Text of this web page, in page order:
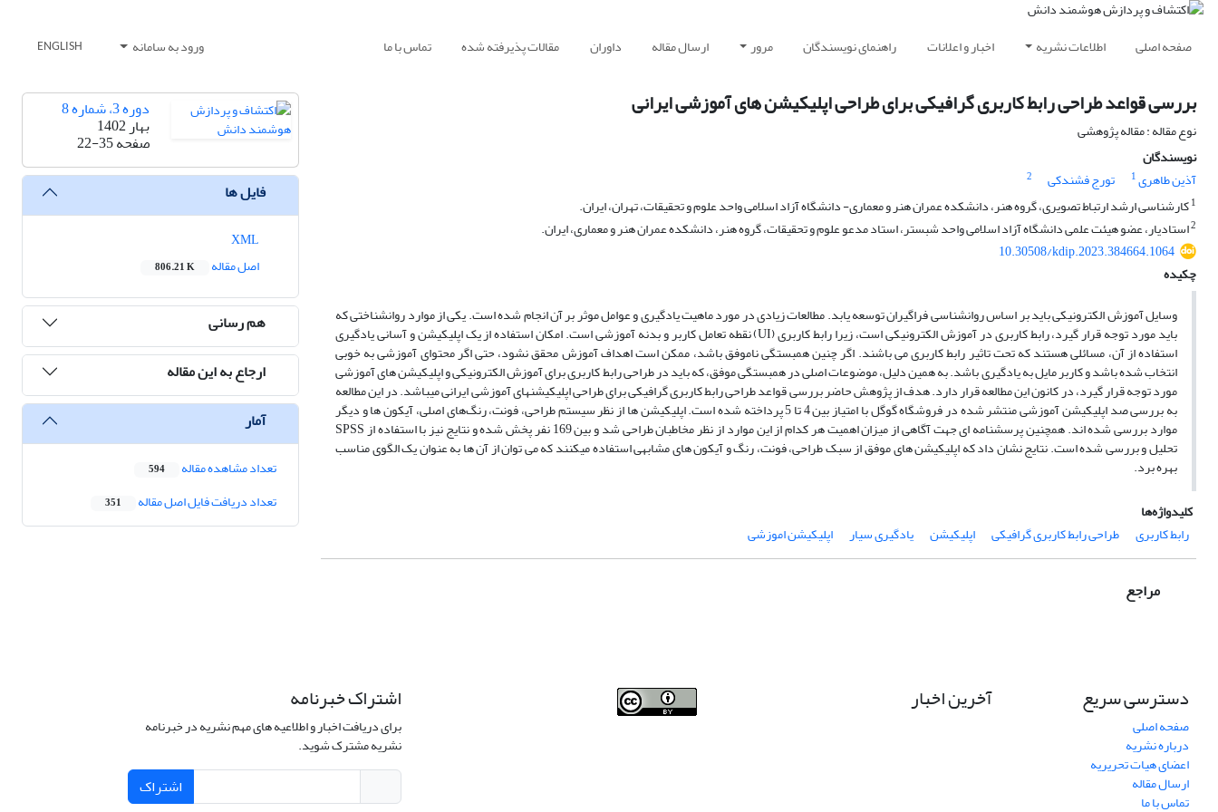
صفحه اصلی اطلاعات نشریه اخبار و اعلانات راهنمای نویسندگان مرور ارسال مقاله داوران مقالات پذیرفته شده تماس با ما ورود به سامانه ENGLISH
بررسی قواعد طراحی رابط کاربری گرافیکی برای طراحی اپلیکیشن های آموزشی ایرانی
نوع مقاله : مقاله پژوهشی
نویسندگان
آذین طاهری1 تورج فشندکی
2
1کارشناسی ارشد ارتباط تصویری، گروه هنر، دانشکده عمران هنر و معماری- دانشگاه آزاد اسلامی واحد علوم و تحقیقات، تهران، ایران.
2استادیار، عضو هیئت علمی دانشگاه آزاد اسلامی واحد شبستر، استاد مدعو علوم و تحقیقات، گروه هنر، دانشکده عمران هنر و معماری، ایران.
10.30508/kdip.2023.384664.1064
چکیده
وسایل آموزش الکترونیکی باید بر اساس روانشناسی فراگیران توسعه یابد. مطالعات زیادی در مورد ماهیت یادگیری و عوامل موثر بر آن انجام شده است. یکی از موارد روانشناختی که
باید مورد توجه قرار گیرد، رابط کاربری در آموزش الکترونیکی است، زیرا رابط کاربری (UI) نقطه تعامل کاربر و بدنه آموزشی است. امکان استفاده از یک اپلیکیشن و آسانی یادگیری
استفاده از آن، مسائلی هستند که تحت تاثیر رابط کاربری می باشند. اگر چنین همبستگی ناموفق باشد، ممکن است اهداف آموزش محقق نشود، حتی اگر محتوای آموزشی به خوبی
انتخاب شده باشد و کاربر مایل به یادگیری باشد. به همین دلیل، موضوعات اصلی در همبستگی موفق، که باید در طراحی رابط کاربری برای آموزش الکترونیکی و اپلیکیشن های آموزشی
مورد توجه قرار گیرد، در کانون این مطالعه قرار دارد. هدف از پژوهش حاضر بررسی قواعد طراحی رابط کاربری گرافیکی برای طراحی اپلیکیشن‏های آموزشی ایرانی می‏باشد. در این مطالعه
به بررسی صد اپلیکیشن آموزشی منتشر شده در فروشگاه گوگل با امتیاز بین 4 تا 5 پرداخته شده است. اپلیکیشن ها از نظر سیستم طراحی، فونت، رنگ‌های اصلی، آیکون ها و دیگر
موارد بررسی شده اند. همچنین پرسشنامه ای جهت آگاهی از میزان اهمیت هر کدام از این موارد از نظر مخاطبان طراحی شد و بین 169 نفر پخش شده و نتایج نیز با استفاده از SPSS
تحلیل و بررسی شده است. نتایج نشان داد که اپلیکیشن های موفق از سبک طراحی، فونت، رنگ و آیکون های مشابهی استفاده می‏کنند که می توان از آن ها به عنوان یک الگوی مناسب
بهره برد.
کلیدواژه‌ها
رابط کاربری
طراحی رابط کاربری گرافیکی اپلیکیشن یادگیری سیار اپلیکیشن اموزشی
مراجع
دوره 3، شماره 8
بهار 1402
صفحه22-35
فایل ها
اصل مقاله
806.21 K
هم رسانی
ارجاع به این مقاله
آمار
تعداد مشاهده مقاله 594
تعداد دریافت فایل اصل مقاله 351
دسترسی سریع
صفحه اصلی
درباره نشریه
اعضای هیات تحریریه
ارسال مقاله
تماس با ما
آخرین اخبار اشتراک خبرنامه
برای دریافت اخبار و اطلاعیه های مهم نشریه در خبرنامه
نشریه مشترک شوید.
اشتراک